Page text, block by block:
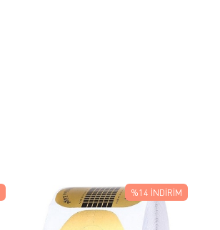
%14 İNDIRIM